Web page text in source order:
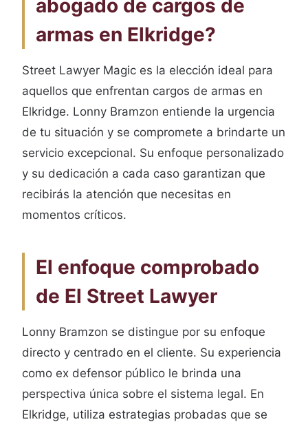
abogado de cargos de
armas en Elkridge?
Street Lawyer Magic es la elección ideal para
aquellos que enfrentan cargos de armas en
Elkridge. Lonny Bramzon entiende la urgencia
de tu situación y se compromete a brindarte un
servicio excepcional. Su enfoque personalizado
y su dedicación a cada caso garantizan que
recibirás la atención que necesitas en
momentos críticos.
El enfoque comprobado
de El Street Lawyer
Lonny Bramzon se distingue por su enfoque
directo y centrado en el cliente. Su experiencia
como ex defensor público le brinda una
perspectiva única sobre el sistema legal. En
Elkridge, utiliza estrategias probadas que se